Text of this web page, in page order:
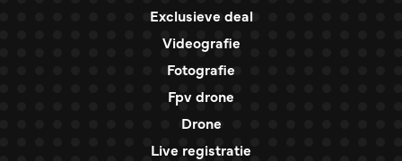
Exclusieve deal
Videografie
Fotografie
Fpv drone
Drone
Live registratie